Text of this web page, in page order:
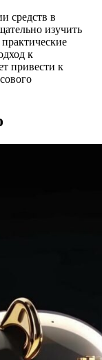
средств в
изучить
к
привести к